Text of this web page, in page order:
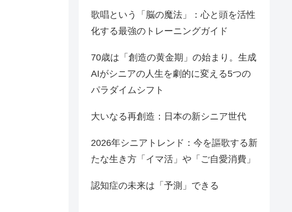
歌唱という「脳の魔法」：心と頭を活性
化する最強のトレーニングガイド
70歳は「創造の黄金期」の始まり。生成
AIがシニアの人生を劇的に変える5つの
パラダイムシフト
大いなる再創造：日本の新シニア世代
2026年シニアトレンド：今を謳歌する新
たな生き方「イマ活」や「ご自愛消費」
認知症の未来は「予測」できる